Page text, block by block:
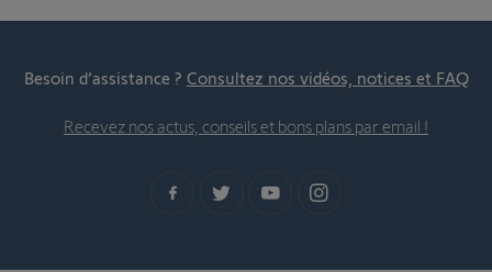
Besoin d’assistance ? Consultez nos vidéos, notices et FAQ
Recevez nos actus, conseils et bons plans par email !